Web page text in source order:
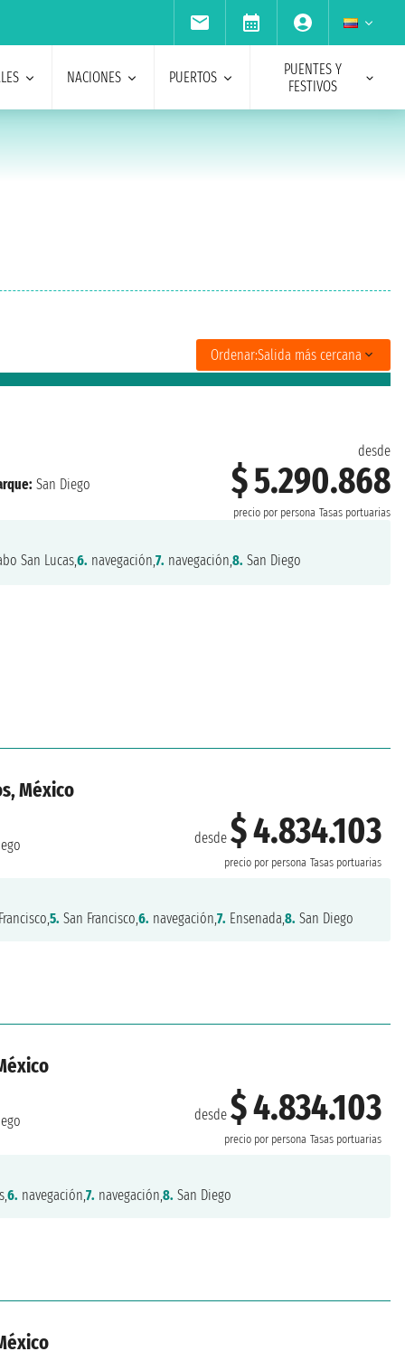
NACIONES PUERTOS
PUENTES Y
FESTIVOS
Ordenar:Salida más cercana
desde
$ 5.290.868
precio por persona Tasas portuarias
San Diego
San Lucas,6. navegación,7. navegación,8. San Diego
México
desde$ 4.834.103
precio por persona Tasas portuarias
5. San Francisco,6. navegación,7. Ensenada,8. San Diego
desde$ 4.834.103
precio por persona Tasas portuarias
6. navegación,7. navegación,8. San Diego